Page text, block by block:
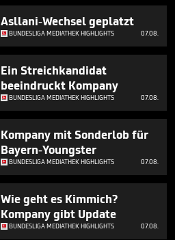
Asllani-Wechsel geplatzt
BUNDESLIGA MEDIATHEK HIGHLIGHTS 07.08.
Ein Streichkandidat
beeindruckt Kompany
BUNDESLIGA MEDIATHEK HIGHLIGHTS 07.08.
Kompany mit Sonderlob für
Bayern-Youngster
BUNDESLIGA MEDIATHEK HIGHLIGHTS 07.08.
Wie geht es Kimmich?
Kompany gibt Update
BUNDESLIGA MEDIATHEK HIGHLIGHTS 07.08.